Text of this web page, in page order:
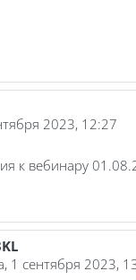
2023, 12:27
к вебинару
1 сентября 2023,